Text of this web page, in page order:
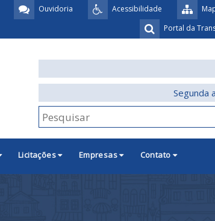
Acessibilidade
Ouvidoria
Portal da
Segunda
Licitações Empresas Contato